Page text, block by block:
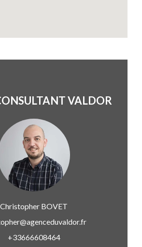
VALDOR
Christopher BOVET
+33666608464